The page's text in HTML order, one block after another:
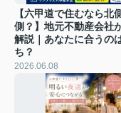
【六甲道で住むなら北
側？】地元不動産会社
解説｜あなたに合うの
ち？
2026.06.08